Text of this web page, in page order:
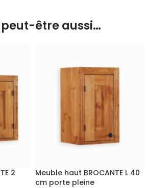
être aussi…
2
Meuble haut BROCANTE L 40
cm porte pleine